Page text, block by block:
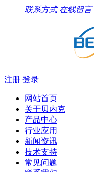
联系方式 在线留言
注册 登录
网站首页
关于贝内克
产品中心
行业应用
新闻资讯
技术支持
常见问题